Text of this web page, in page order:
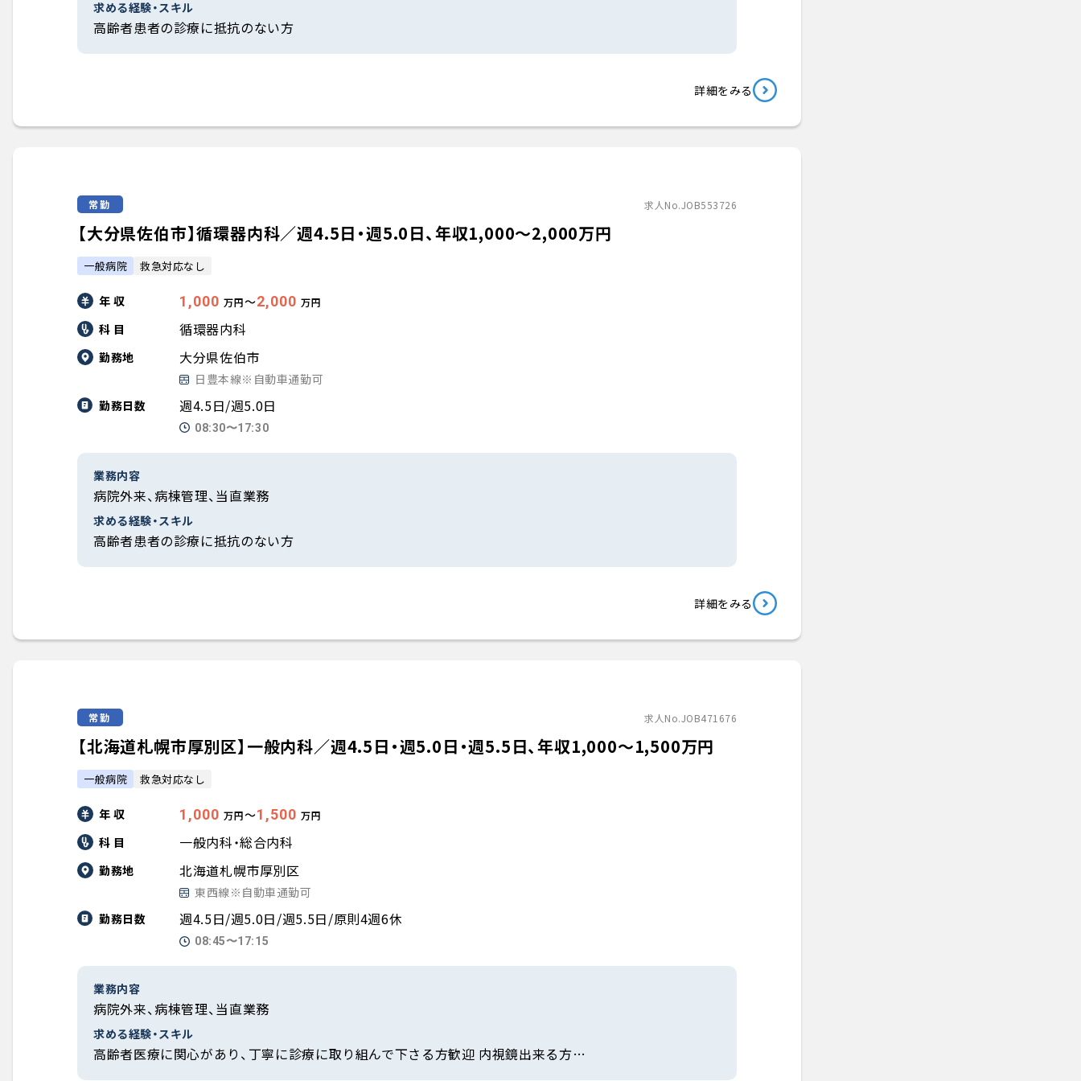
求める経験・スキル
高齢者患者の診療に抵抗のない方
詳細をみる
常勤 求人No.JOB553726
【大分県佐伯市】循環器内科／週4.5日・週5.0日、年収1,000〜2,000万円
一般病院 救急対応なし
年 収 1,000 万円〜2,000 万円
科 目 循環器内科
勤務地 大分県佐伯市
日豊本線※自動車通勤可
勤務日数
週4.5日/週5.0日
08:30〜17:30
業務内容
病院外来、病棟管理、当直業務
求める経験・スキル
高齢者患者の診療に抵抗のない方
詳細をみる
常勤 求人No.JOB471676
【北海道札幌市厚別区】一般内科／週4.5日・週5.0日・週5.5日、年収1,000〜1,500万円
一般病院 救急対応なし
年 収 1,000 万円〜1,500 万円
科 目 一般内科・総合内科
勤務地 北海道札幌市厚別区
東西線※自動車通勤可
勤務日数
週4.5日/週5.0日/週5.5日/原則4週6休
08:45〜17:15
業務内容
病院外来、病棟管理、当直業務
求める経験・スキル
高齢者医療に関心があり、丁寧に診療に取り組んで下さる方歓迎 内視鏡出来る方…